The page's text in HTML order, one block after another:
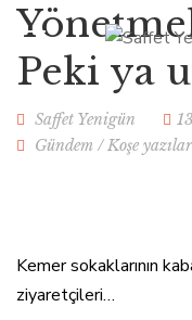
Peki ya
Saffet Yenigün
Gündem /Koşe
Kemer sokaklarının
ziyaretçileri…